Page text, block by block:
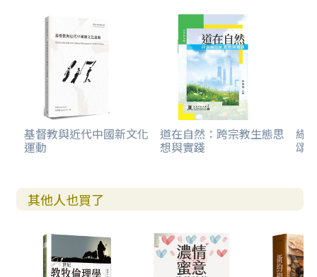
基督教與近代中國新文化
運動
道在自然：跨宗教生態思
想與實踐
綠
頌
其他人也買了